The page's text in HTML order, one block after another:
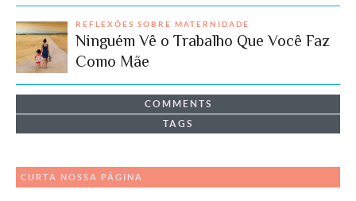
REFLEXÕES SOBRE MATERNIDADE
Ninguém Vê o Trabalho Que Você Faz
Como Mãe
COMMENTS
TAGS
CURTA NOSSA PÁGINA